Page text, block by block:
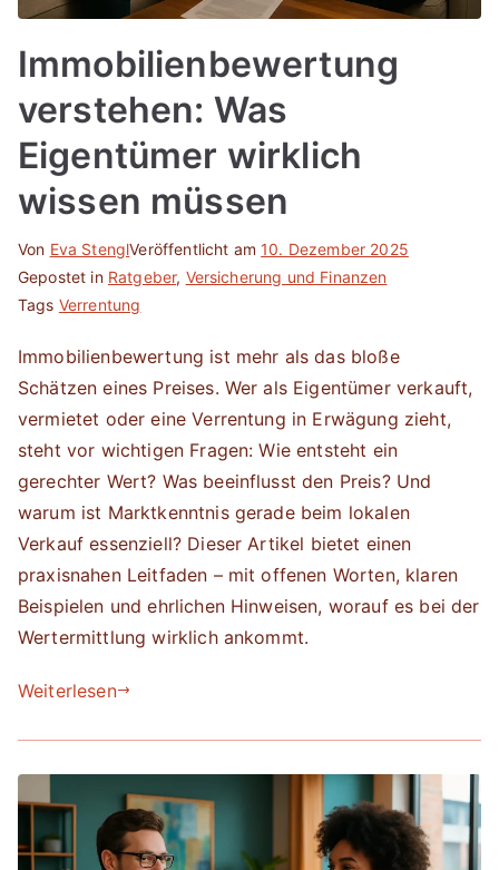
Immobilienbewertung
verstehen: Was
Eigentümer wirklich
wissen müssen
Von Eva StenglVeröffentlicht am10. Dezember 2025
Gepostet in Ratgeber, Versicherung und Finanzen
Tags Verrentung
Immobilienbewertung ist mehr als das bloße
Schätzen eines Preises. Wer als Eigentümer verkauft,
vermietet oder eine Verrentung in Erwägung zieht,
steht vor wichtigen Fragen: Wie entsteht ein
gerechter Wert? Was beeinflusst den Preis? Und
warum ist Marktkenntnis gerade beim lokalen
Verkauf essenziell? Dieser Artikel bietet einen
praxisnahen Leitfaden – mit offenen Worten, klaren
Beispielen und ehrlichen Hinweisen, worauf es bei der
Wertermittlung wirklich ankommt.
Weiterlesen